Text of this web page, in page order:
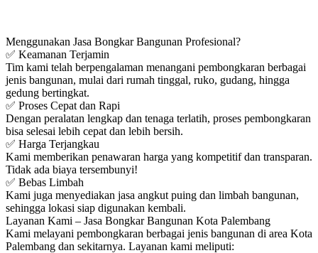
Menggunakan Jasa Bongkar Bangunan Profesional?
✅ Keamanan Terjamin
Tim kami telah berpengalaman menangani pembongkaran berbagai
jenis bangunan, mulai dari rumah tinggal, ruko, gudang, hingga
gedung bertingkat.
✅ Proses Cepat dan Rapi
Dengan peralatan lengkap dan tenaga terlatih, proses pembongkaran
bisa selesai lebih cepat dan lebih bersih.
✅ Harga Terjangkau
Kami memberikan penawaran harga yang kompetitif dan transparan.
Tidak ada biaya tersembunyi!
✅ Bebas Limbah
Kami juga menyediakan jasa angkut puing dan limbah bangunan,
sehingga lokasi siap digunakan kembali.
Layanan Kami – Jasa Bongkar Bangunan Kota Palembang
Kami melayani pembongkaran berbagai jenis bangunan di area Kota
Palembang dan sekitarnya. Layanan kami meliputi: